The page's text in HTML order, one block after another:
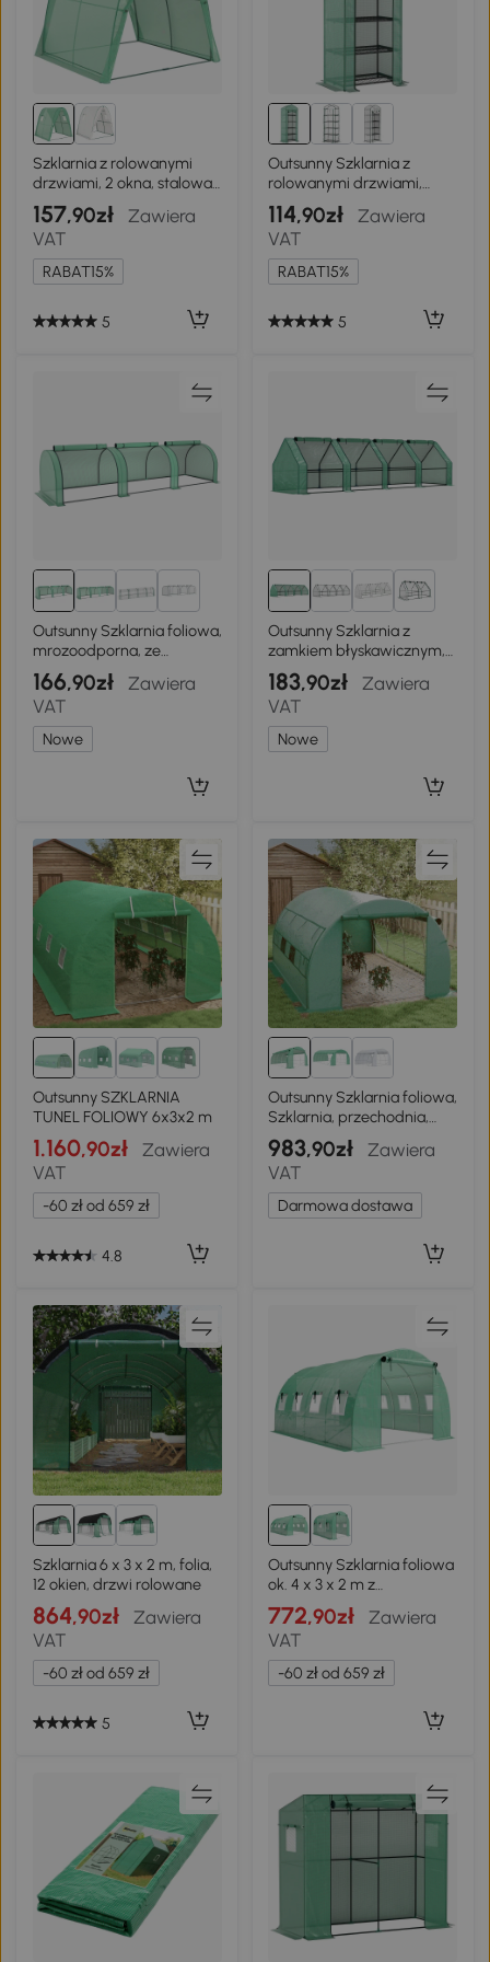
Szklarnia z rolowanymi
drzwiami, 2 okna, stalowa,
zimowa
157,90zł
Zawiera
VAT
RABAT15%
5
Outsunny Szklarnia z
rolowanymi drzwiami,
regały, stalowa, zimowa
114,90zł
Zawiera
VAT
RABAT15%
5
4+
Outsunny Szklarnia foliowa,
mrozoodporna, ze
zwijanymi drzwiami na
zamek 350 x 100 x 80 cm
Zielony
166,90zł
Zawiera
VAT
Nowe
Outsunny Szklarnia z
zamkiem błyskawicznym,
mrozoodporna szklarnia
foliowa ze stali 360 x 90 x
90 cm Zielona
183,90zł
Zawiera
VAT
Nowe
2+
Outsunny SZKLARNIA
TUNEL FOLIOWY 6x3x2 m
1.160,90zł
Zawiera
VAT
-60 zł od 659 zł
4.8
Outsunny Szklarnia foliowa,
Szklarnia, przechodnia,
Okno siatki, Rama
metalowa, 4x3x2m,
Zielony
983,90zł
Zawiera
VAT
Darmowa dostawa
Szklarnia 6 x 3 x 2 m, folia,
12 okien, drzwi rolowane
864,90zł
Zawiera
VAT
-60 zł od 659 zł
5
Outsunny Szklarnia foliowa
ok. 4 x 3 x 2 m z
rolowanymi drzwiami, 2
drzwiami na zamek
błyskawiczny i 8 oknami z
siatką, zielona
772,90zł
Zawiera
VAT
-60 zł od 659 zł